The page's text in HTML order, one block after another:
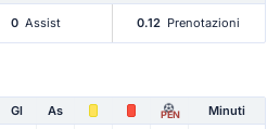
0 Assist 0.12 Prenotazioni
Gl As PEN Minuti